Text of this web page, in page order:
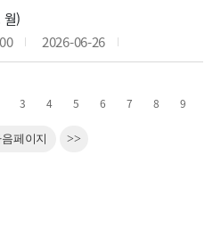
월)
2026-06-26
3 4 5 6 7 8 9
페이지 >>